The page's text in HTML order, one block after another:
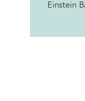
Einstein